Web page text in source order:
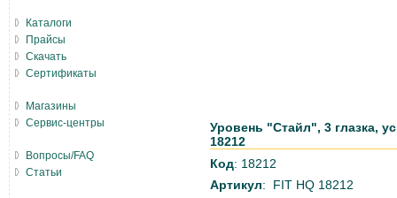
Уровень "Стайл", 3 глазка,
18212
Код: 18212
Артикул: FIT HQ 18212
Каталоги
Прайсы
Скачать
Сертификаты
Магазины
Сервис-центры
Вопросы/FAQ
Статьи